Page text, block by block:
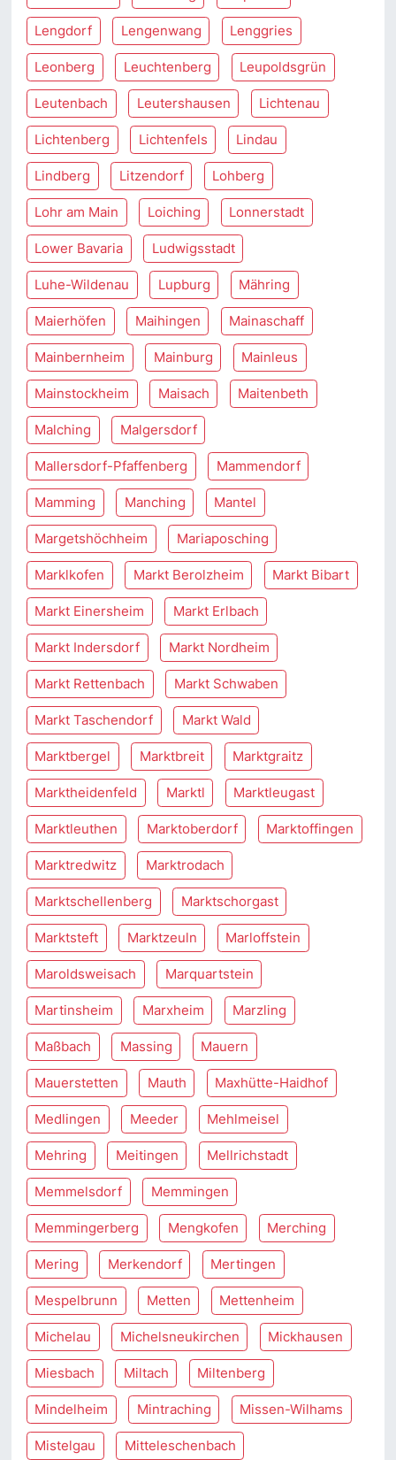
Lengdorf Lengenwang Lenggries
Leonberg Leuchtenberg Leupoldsgrün
Leutenbach Leutershausen Lichtenau
Lichtenberg Lichtenfels Lindau
Lindberg Litzendorf Lohberg
Lohr am Main Loiching Lonnerstadt
Lower Bavaria Ludwigsstadt
Luhe-Wildenau Lupburg Mähring
Maierhöfen Maihingen Mainaschaff
Mainbernheim Mainburg Mainleus
Mainstockheim Maisach Maitenbeth
Malching Malgersdorf
Mallersdorf-Pfaffenberg Mammendorf
Mamming Manching Mantel
Margetshöchheim Mariaposching
Marklkofen Markt Berolzheim Markt Bibart
Markt Einersheim Markt Erlbach
Markt Indersdorf Markt Nordheim
Markt Rettenbach Markt Schwaben
Markt Taschendorf Markt Wald
Marktbergel Marktbreit Marktgraitz
Marktheidenfeld Marktl Marktleugast
Marktleuthen Marktoberdorf Marktoffingen
Marktredwitz Marktrodach
Marktschellenberg Marktschorgast
Marktsteft Marktzeuln Marloffstein
Maroldsweisach Marquartstein
Martinsheim Marxheim Marzling
Maßbach Massing Mauern
Mauerstetten Mauth Maxhütte-Haidhof
Medlingen Meeder Mehlmeisel
Mehring Meitingen Mellrichstadt
Memmelsdorf Memmingen
Memmingerberg Mengkofen Merching
Mering Merkendorf Mertingen
Mespelbrunn Metten Mettenheim
Michelau Michelsneukirchen Mickhausen
Miesbach Miltach Miltenberg
Mindelheim Mintraching Missen-Wilhams
Mistelgau Mitteleschenbach